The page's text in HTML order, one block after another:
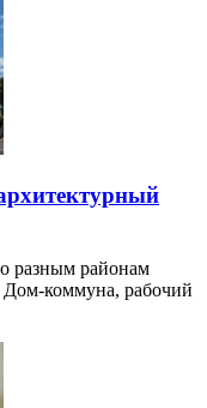
разным районам
Дом-коммуна, рабочий